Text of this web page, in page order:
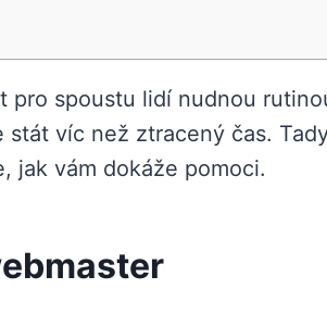
pro spoustu lidí nudnou
víc než ztracený čas.
jak vám dokáže pomoci.